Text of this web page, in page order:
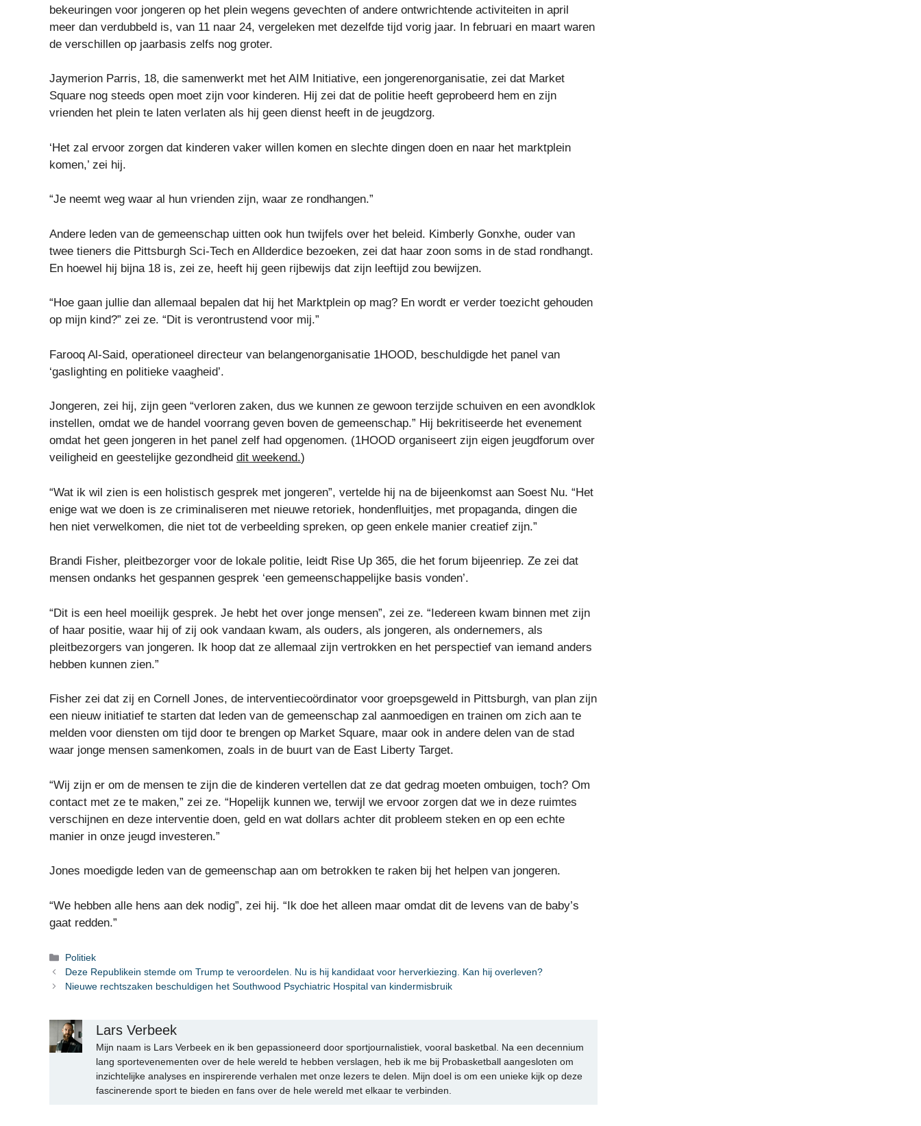
bekeuringen voor jongeren op het plein wegens gevechten of andere ontwrichtende activiteiten in april
meer dan verdubbeld is, van 11 naar 24, vergeleken met dezelfde tijd vorig jaar. In februari en maart waren
de verschillen op jaarbasis zelfs nog groter.
Jaymerion Parris, 18, die samenwerkt met het AIM Initiative, een jongerenorganisatie, zei dat Market
Square nog steeds open moet zijn voor kinderen. Hij zei dat de politie heeft geprobeerd hem en zijn
vrienden het plein te laten verlaten als hij geen dienst heeft in de jeugdzorg.
‘Het zal ervoor zorgen dat kinderen vaker willen komen en slechte dingen doen en naar het marktplein
komen,’ zei hij.
“Je neemt weg waar al hun vrienden zijn, waar ze rondhangen.”
Andere leden van de gemeenschap uitten ook hun twijfels over het beleid. Kimberly Gonxhe, ouder van
twee tieners die Pittsburgh Sci-Tech en Allderdice bezoeken, zei dat haar zoon soms in de stad rondhangt.
En hoewel hij bijna 18 is, zei ze, heeft hij geen rijbewijs dat zijn leeftijd zou bewijzen.
“Hoe gaan jullie dan allemaal bepalen dat hij het Marktplein op mag? En wordt er verder toezicht gehouden
op mijn kind?” zei ze. “Dit is verontrustend voor mij.”
Farooq Al-Said, operationeel directeur van belangenorganisatie 1HOOD, beschuldigde het panel van
‘gaslighting en politieke vaagheid’.
Jongeren, zei hij, zijn geen “verloren zaken, dus we kunnen ze gewoon terzijde schuiven en een avondklok
instellen, omdat we de handel voorrang geven boven de gemeenschap.” Hij bekritiseerde het evenement
omdat het geen jongeren in het panel zelf had opgenomen. (1HOOD organiseert zijn eigen jeugdforum over
veiligheid en geestelijke gezondheid dit weekend.)
“Wat ik wil zien is een holistisch gesprek met jongeren”, vertelde hij na de bijeenkomst aan Soest Nu. “Het
enige wat we doen is ze criminaliseren met nieuwe retoriek, hondenfluitjes, met propaganda, dingen die
hen niet verwelkomen, die niet tot de verbeelding spreken, op geen enkele manier creatief zijn.”
Brandi Fisher, pleitbezorger voor de lokale politie, leidt Rise Up 365, die het forum bijeenriep. Ze zei dat
mensen ondanks het gespannen gesprek ‘een gemeenschappelijke basis vonden’.
“Dit is een heel moeilijk gesprek. Je hebt het over jonge mensen”, zei ze. “Iedereen kwam binnen met zijn
of haar positie, waar hij of zij ook vandaan kwam, als ouders, als jongeren, als ondernemers, als
pleitbezorgers van jongeren. Ik hoop dat ze allemaal zijn vertrokken en het perspectief van iemand anders
hebben kunnen zien.”
Fisher zei dat zij en Cornell Jones, de interventiecoördinator voor groepsgeweld in Pittsburgh, van plan zijn
een nieuw initiatief te starten dat leden van de gemeenschap zal aanmoedigen en trainen om zich aan te
melden voor diensten om tijd door te brengen op Market Square, maar ook in andere delen van de stad
waar jonge mensen samenkomen, zoals in de buurt van de East Liberty Target.
“Wij zijn er om de mensen te zijn die de kinderen vertellen dat ze dat gedrag moeten ombuigen, toch? Om
contact met ze te maken,” zei ze. “Hopelijk kunnen we, terwijl we ervoor zorgen dat we in deze ruimtes
verschijnen en deze interventie doen, geld en wat dollars achter dit probleem steken en op een echte
manier in onze jeugd investeren.”
Jones moedigde leden van de gemeenschap aan om betrokken te raken bij het helpen van jongeren.
“We hebben alle hens aan dek nodig”, zei hij. “Ik doe het alleen maar omdat dit de levens van de baby’s
gaat redden.”
Categorieën
Politiek
Deze Republikein stemde om Trump te veroordelen. Nu is hij kandidaat voor herverkiezing. Kan hij overleven?
Nieuwe rechtszaken beschuldigen het Southwood Psychiatric Hospital van kindermisbruik
Lars Verbeek
Mijn naam is Lars Verbeek en ik ben gepassioneerd door sportjournalistiek, vooral basketbal. Na een decennium
lang sportevenementen over de hele wereld te hebben verslagen, heb ik me bij Probasketball aangesloten om
inzichtelijke analyses en inspirerende verhalen met onze lezers te delen. Mijn doel is om een unieke kijk op deze
fascinerende sport te bieden en fans over de hele wereld met elkaar te verbinden.